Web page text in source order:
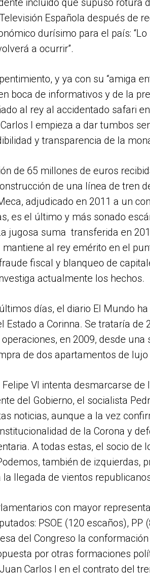
incluido que supuso rotura
Española después de
durísimo para el país:
a ocurrir”.
y ya con su “amiga
boca de informativos y de la
al rey al accidentado safari
I empieza a dar tumbos
y transparencia de la
de 65 millones de euros
de una línea de tren
adjudicado en 2011 a un
es el último y más sonado
jugosa suma transferida en
mantiene al rey emérito en el
fiscal y blanqueo de
actualmente los hechos.
días, el diario El Mundo
Estado a Corinna. Se trataría de
en 2009, desde una
de dos apartamentos de lujo
VI intenta desmarcarse de
del Gobierno, el socialista
noticias, aunque a la vez
de la Corona y
A todas estas, el socio de
también de izquierdas,
llegada de vientos
con mayor
PSOE (120 escaños), PP
del Congreso la
por otras formaciones
Carlos I en el contrato del